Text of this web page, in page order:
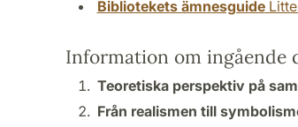
Bibliotekets ämnesguide
Information om ingående
Teoretiska perspektiv på
Från realismen till